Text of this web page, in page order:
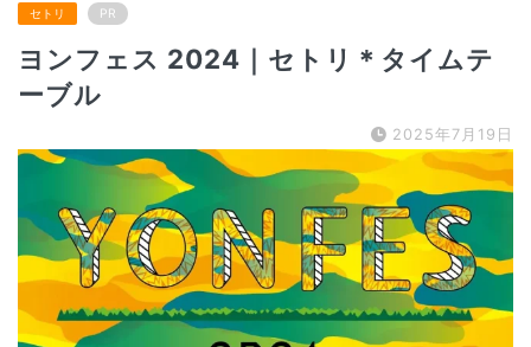
セトリ PR
ヨンフェス 2024｜セトリ＊タイムテ
ーブル
2025年7月19日